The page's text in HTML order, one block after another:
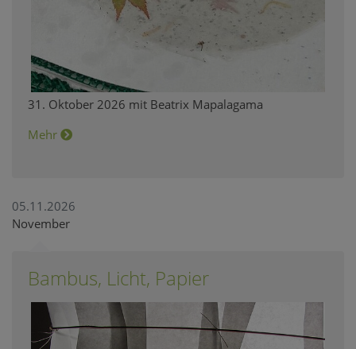
31. Oktober 2026 mit Beatrix Mapalagama
Mehr
05.11.2026
November
Bambus, Licht, Papier